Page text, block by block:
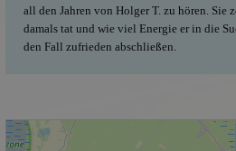
all den Jahren von Holger T. zu hören. Sie
damals tat und wie viel Energie er in die
den Fall zufrieden abschließen.